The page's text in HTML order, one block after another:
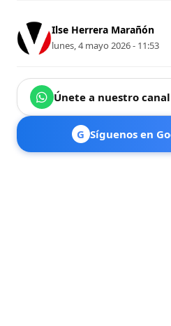
Ilse Herrera Marañón
lunes, 4 mayo 2026 - 11:53
Únete a nuestro
G Síguenos en